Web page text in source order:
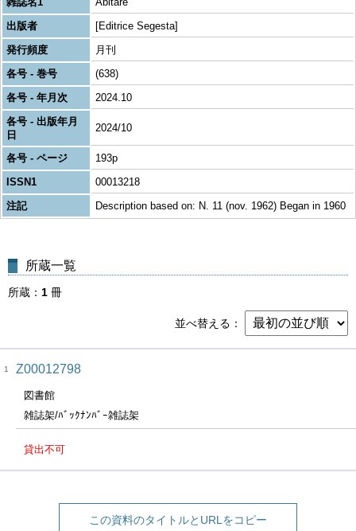
出版者
[Editrice Segesta]
発行頻度
月刊
各号 - 巻号
(638)
各号 - 年月次
2024.10
各号 - 出版年月
日
2024/10
各号 - ページ
193p
ISSN1
00013218
注記
Description based on: N. 11 (nov. 1962) Began in 1960
所蔵一覧
所蔵 1 冊
並べ替える
1 Z00012798
図書館
雑誌架/ﾊﾞｯｸﾅﾝﾊﾞｰ雑誌架
貸出不可
この資料のタイトルとURLをコピー